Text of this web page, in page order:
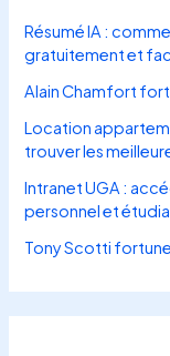
Résumé IA :
gratuitement et
Alain Chamfort
Location
trouver les
Intranet UGA :
personnel et
Tony Scotti